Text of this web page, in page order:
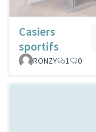
Casiers
sportifs
RONZY
1 0